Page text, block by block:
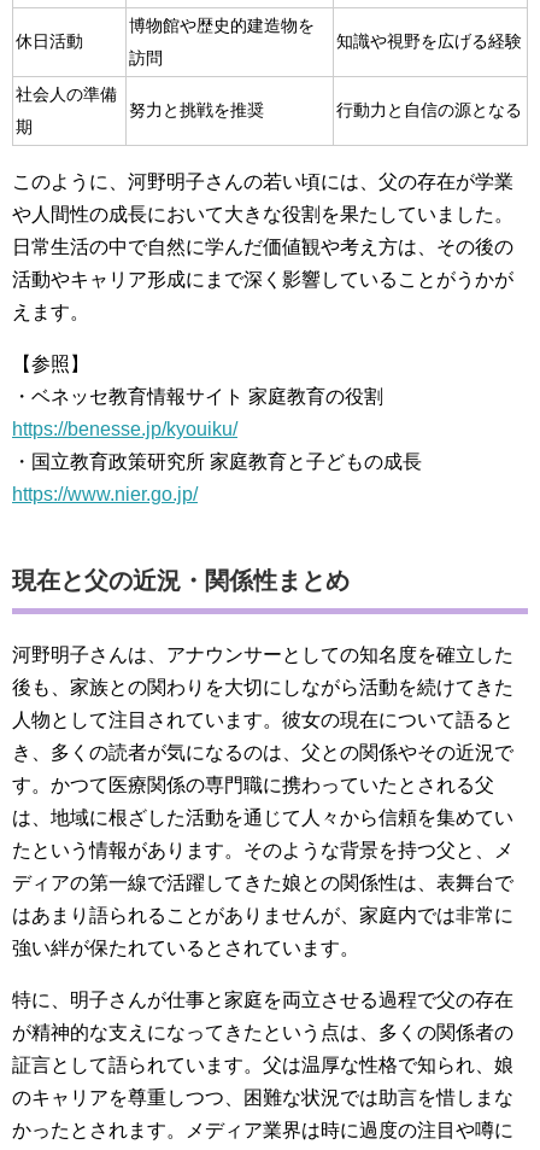
休日活動
博物館や歴史的建造物を
訪問
知識や視野を広げる経験
社会人の準備
期
努力と挑戦を推奨 行動力と自信の源となる
このように、河野明子さんの若い頃には、父の存在が学業
や人間性の成長において大きな役割を果たしていました。
日常生活の中で自然に学んだ価値観や考え方は、その後の
活動やキャリア形成にまで深く影響していることがうかが
えます。
【参照】
・ベネッセ教育情報サイト 家庭教育の役割
https://benesse.jp/kyouiku/
・国立教育政策研究所 家庭教育と子どもの成長
https://www.nier.go.jp/
現在と父の近況・関係性まとめ
河野明子さんは、アナウンサーとしての知名度を確立した
後も、家族との関わりを大切にしながら活動を続けてきた
人物として注目されています。彼女の現在について語ると
き、多くの読者が気になるのは、父との関係やその近況で
す。かつて医療関係の専門職に携わっていたとされる父
は、地域に根ざした活動を通じて人々から信頼を集めてい
たという情報があります。そのような背景を持つ父と、メ
ディアの第一線で活躍してきた娘との関係性は、表舞台で
はあまり語られることがありませんが、家庭内では非常に
強い絆が保たれているとされています。
特に、明子さんが仕事と家庭を両立させる過程で父の存在
が精神的な支えになってきたという点は、多くの関係者の
証言として語られています。父は温厚な性格で知られ、娘
のキャリアを尊重しつつ、困難な状況では助言を惜しまな
かったとされます。メディア業界は時に過度の注目や噂に